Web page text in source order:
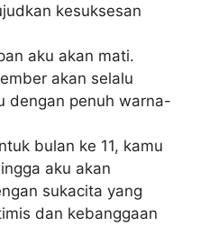
kesuksesan
aku akan mati.
akan selalu
dengan penuh warna-
bulan ke 11, kamu
aku akan
sukacita yang
dan kebanggaan